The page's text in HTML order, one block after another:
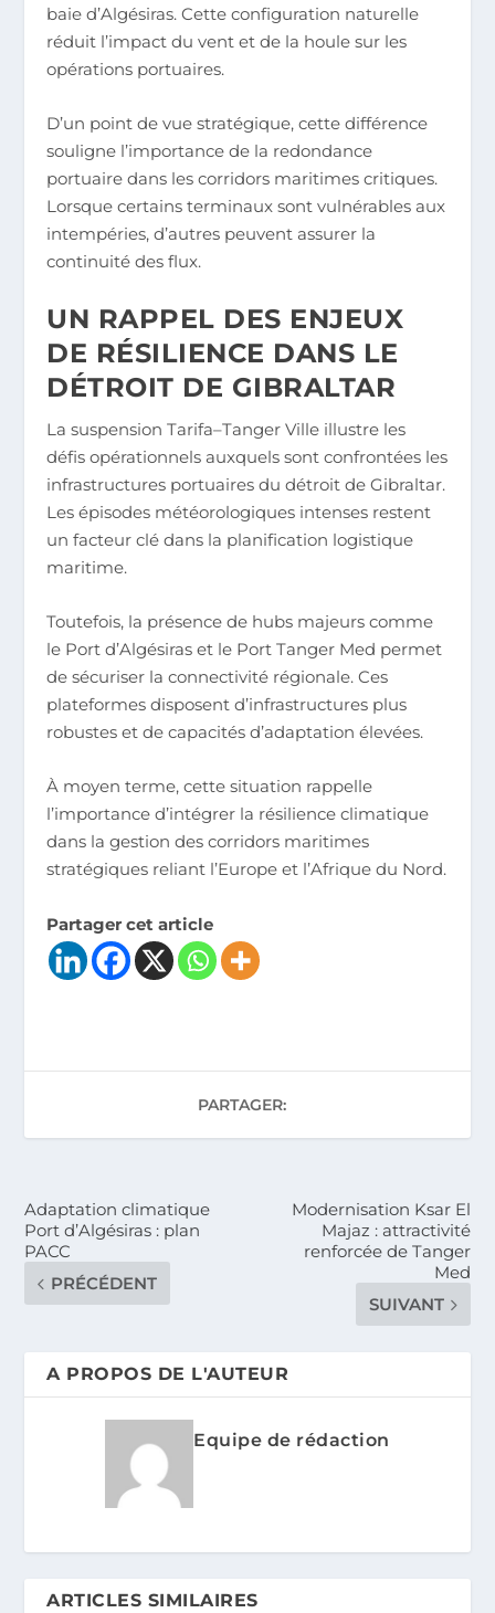
baie d’Algésiras. Cette configuration naturelle
réduit l’impact du vent et de la houle sur les
opérations portuaires.
D’un point de vue stratégique, cette différence
souligne l’importance de la redondance
portuaire dans les corridors maritimes critiques.
Lorsque certains terminaux sont vulnérables aux
intempéries, d’autres peuvent assurer la
continuité des flux.
UN RAPPEL DES ENJEUX
DE RÉSILIENCE DANS LE
DÉTROIT DE GIBRALTAR
La suspension Tarifa–Tanger Ville illustre les
défis opérationnels auxquels sont confrontées les
infrastructures portuaires du détroit de Gibraltar.
Les épisodes météorologiques intenses restent
un facteur clé dans la planification logistique
maritime.
Toutefois, la présence de hubs majeurs comme
le Port d’Algésiras et le Port Tanger Med permet
de sécuriser la connectivité régionale. Ces
plateformes disposent d’infrastructures plus
robustes et de capacités d’adaptation élevées.
À moyen terme, cette situation rappelle
l’importance d’intégrer la résilience climatique
dans la gestion des corridors maritimes
stratégiques reliant l’Europe et l’Afrique du Nord.
Partager cet article
PARTAGER:
Adaptation climatique
Port d’Algésiras : plan
PACC
PRÉCÉDENT
Modernisation Ksar El
Majaz : attractivité
renforcée de Tanger
Med
SUIVANT
A PROPOS DE L'AUTEUR
Equipe de rédaction
ARTICLES SIMILAIRES